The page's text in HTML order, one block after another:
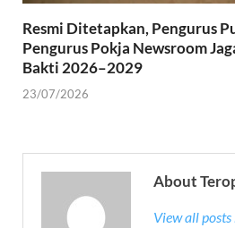
Resmi Ditetapkan, Pengurus
Pengurus Pokja Newsroom
Bakti 2026–2029
23/07/2026
About
View all